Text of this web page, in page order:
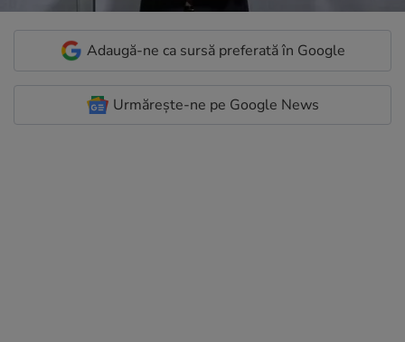
Adaugă-ne ca sursă preferată în Google
Urmărește-ne pe Google News